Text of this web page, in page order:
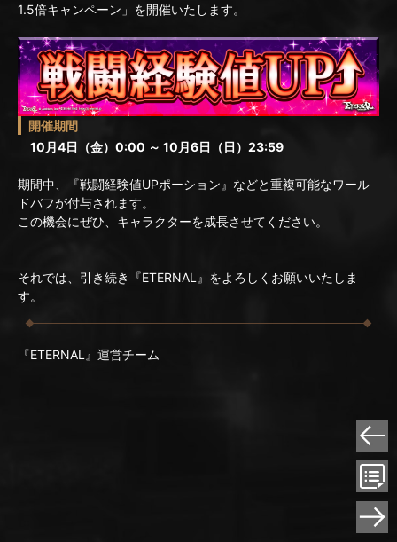
1.5倍キャンペーン」を開催いたします。
開催期間
10月4日（金）0:00 ～ 10月6日（日）23:59
期間中、『戦闘経験値UPポーション』などと重複可能なワール
ドバフが付与されます。
この機会にぜひ、キャラクターを成長させてください。
それでは、引き続き『ETERNAL』をよろしくお願いいたしま
す。
『ETERNAL』運営チーム